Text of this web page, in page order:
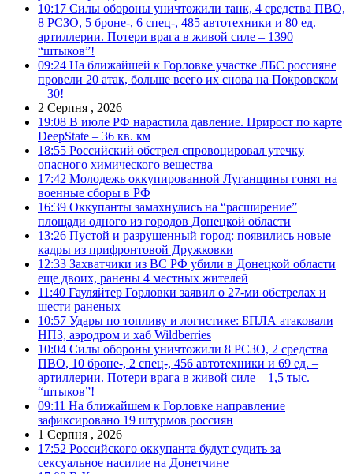
10:17 Силы обороны уничтожили танк, 4 средства ПВО,
8 РСЗО, 5 броне-, 6 спец-, 485 автотехники и 80 ед. –
артиллерии. Потери врага в живой силе – 1390
“штыков”!
09:24 На ближайшей к Горловке участке ЛБС россияне
провели 20 атак, больше всего их снова на Покровском
– 30!
2 Серпня , 2026
19:08 В июле РФ нарастила давление. Прирост по карте
DeepState – 36 кв. км
18:55 Российский обстрел спровоцировал утечку
опасного химического вещества
17:42 Молодежь оккупированной Луганщины гонят на
военные сборы в РФ
16:39 Оккупанты замахнулись на “расширение”
площади одного из городов Донецкой области
13:26 Пустой и разрушенный город: появились новые
кадры из прифронтовой Дружковки
12:33 Захватчики из ВС РФ убили в Донецкой области
еще двоих, ранены 4 местных жителей
11:40 Гауляйтер Горловки заявил о 27-ми обстрелах и
шести раненых
10:57 Удары по топливу и логистике: БПЛА атаковали
НПЗ, аэродром и хаб Wildberries
10:04 Силы обороны уничтожили 8 РСЗО, 2 средства
ПВО, 10 броне-, 2 спец-, 456 автотехники и 69 ед. –
артиллерии. Потери врага в живой силе – 1,5 тыс.
“штыков”!
09:11 На ближайшем к Горловке направление
зафиксировано 19 штурмов россиян
1 Серпня , 2026
17:52 Российского оккупанта будут судить за
сексуальное насилие на Донетчине